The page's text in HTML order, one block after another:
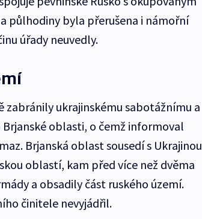
půlhodiny byla přerušena i námořní
úřady neuvedly.
zabránily ukrajinskému sabotážnímu a
oblasti, o čemž informoval
Brjanská oblast sousedí s Ukrajinou
oblastí, kam před více než dvěma
a obsadily část ruského území.
činitele nevyjádřil.